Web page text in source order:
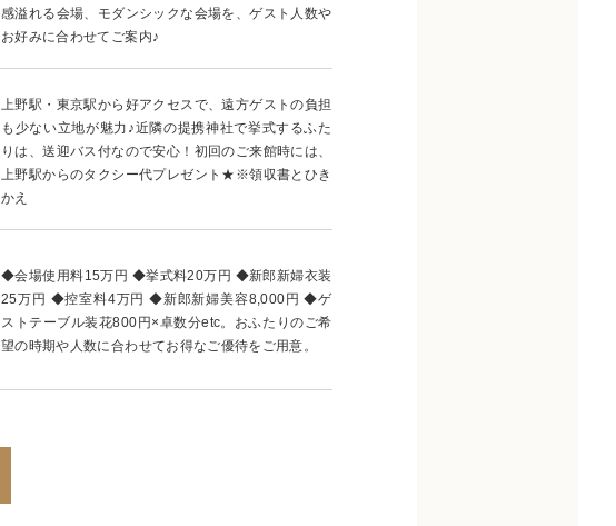
感溢れる会場、モダンシックな会場を、ゲスト人数や
お好みに合わせてご案内♪
上野駅・東京駅から好アクセスで、遠方ゲストの負担
も少ない立地が魅力♪近隣の提携神社で挙式するふた
りは、送迎バス付なので安心！初回のご来館時には、
上野駅からのタクシー代プレゼント★※領収書とひき
かえ
◆会場使用料15万円 ◆挙式料20万円 ◆新郎新婦衣装
25万円 ◆控室料4万円 ◆新郎新婦美容8,000円 ◆ゲ
ストテーブル装花800円×卓数分etc。おふたりのご希
望の時期や人数に合わせてお得なご優待をご用意。